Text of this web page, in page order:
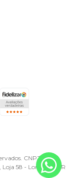
CNPJ:
58 - Londrina, PR